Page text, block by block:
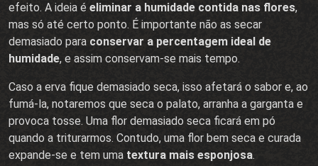
efeito. A ideia é eliminar a humidade contida nas flores,
mas só até certo ponto. É importante não as secar
demasiado para conservar a percentagem ideal de
humidade, e assim conservam-se mais tempo.
Caso a erva fique demasiado seca, isso afetará o sabor e, ao
fumá-la, notaremos que seca o palato, arranha a garganta e
provoca tosse. Uma flor demasiado seca ficará em pó
quando a triturarmos. Contudo, uma flor bem seca e curada
expande-se e tem uma textura mais esponjosa.